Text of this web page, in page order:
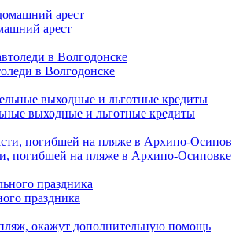
арест
в Волгодонске
выходные и льготные кредиты
погибшей на пляже в Архипо-Осиповке
праздника